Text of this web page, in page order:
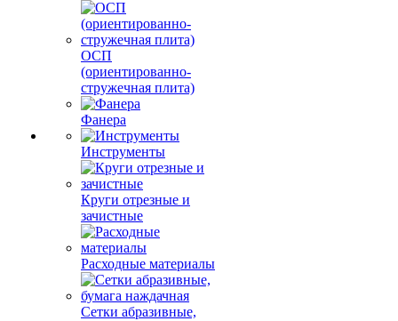
ОСП
(ориентированно-
стружечная плита)
Фанера
Инструменты
Круги отрезные и
зачистные
Расходные материалы
Сетки абразивные,